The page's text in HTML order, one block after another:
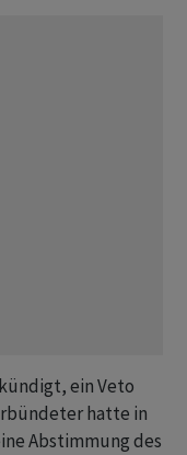
ein Veto
hatte in
Abstimmung des